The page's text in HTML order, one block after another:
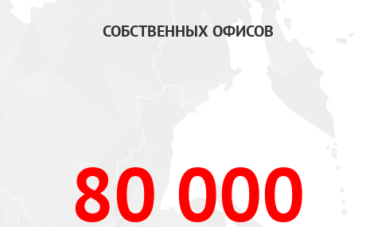
СОБСТВЕННЫХ ОФИСОВ
80 000